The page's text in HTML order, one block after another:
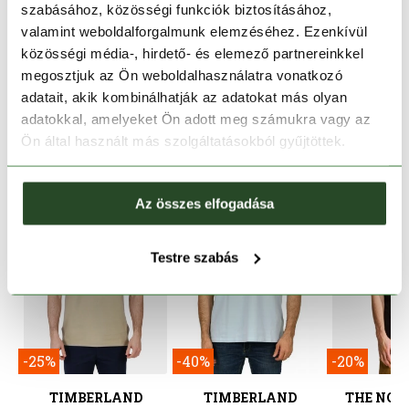
szabásához, közösségi funkciók biztosításához,
valamint weboldalforgalmunk elemzéséhez. Ezenkívül
közösségi média-, hirdető- és elemező partnereinkkel
megosztjuk az Ön weboldalhasználatra vonatkozó
adatait, akik kombinálhatják az adatokat más olyan
adatokkal, amelyeket Ön adott meg számukra vagy az
Ön által használt más szolgáltatásokból gyűjtöttek.
Az összes elfogadása
Testre szabás
TERMÉKLEÍRÁS
TERMÉK RÉSZLETEK
HASONLÓ TERMÉKEK
-25%
TIMBERLAND
-40%
TIMBERLAND
-20%
THE